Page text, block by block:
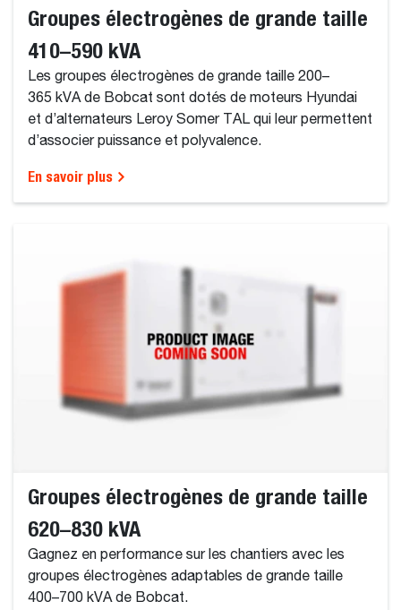
Groupes électrogènes de grande taille
410–590 kVA
Les groupes électrogènes de grande taille 200–
365 kVA de Bobcat sont dotés de moteurs Hyundai
et d’alternateurs Leroy Somer TAL qui leur permettent
d’associer puissance et polyvalence.
En savoir plus
Groupes électrogènes de grande taille
620–830 kVA
Gagnez en performance sur les chantiers avec les
groupes électrogènes adaptables de grande taille
400–700 kVA de Bobcat.